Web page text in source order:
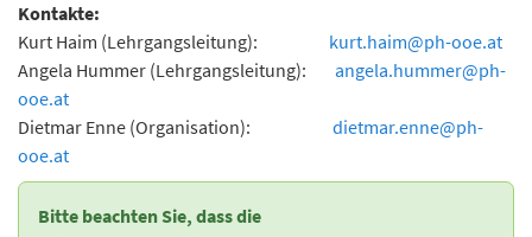
Kontakte:
Kurt Haim (Lehrgangsleitung): kurt.haim@ph-ooe.at
Angela Hummer (Lehrgangsleitung): angela.hummer@ph-
ooe.at
Dietmar Enne (Organisation): dietmar.enne@ph-
ooe.at
Bitte beachten Sie, dass die